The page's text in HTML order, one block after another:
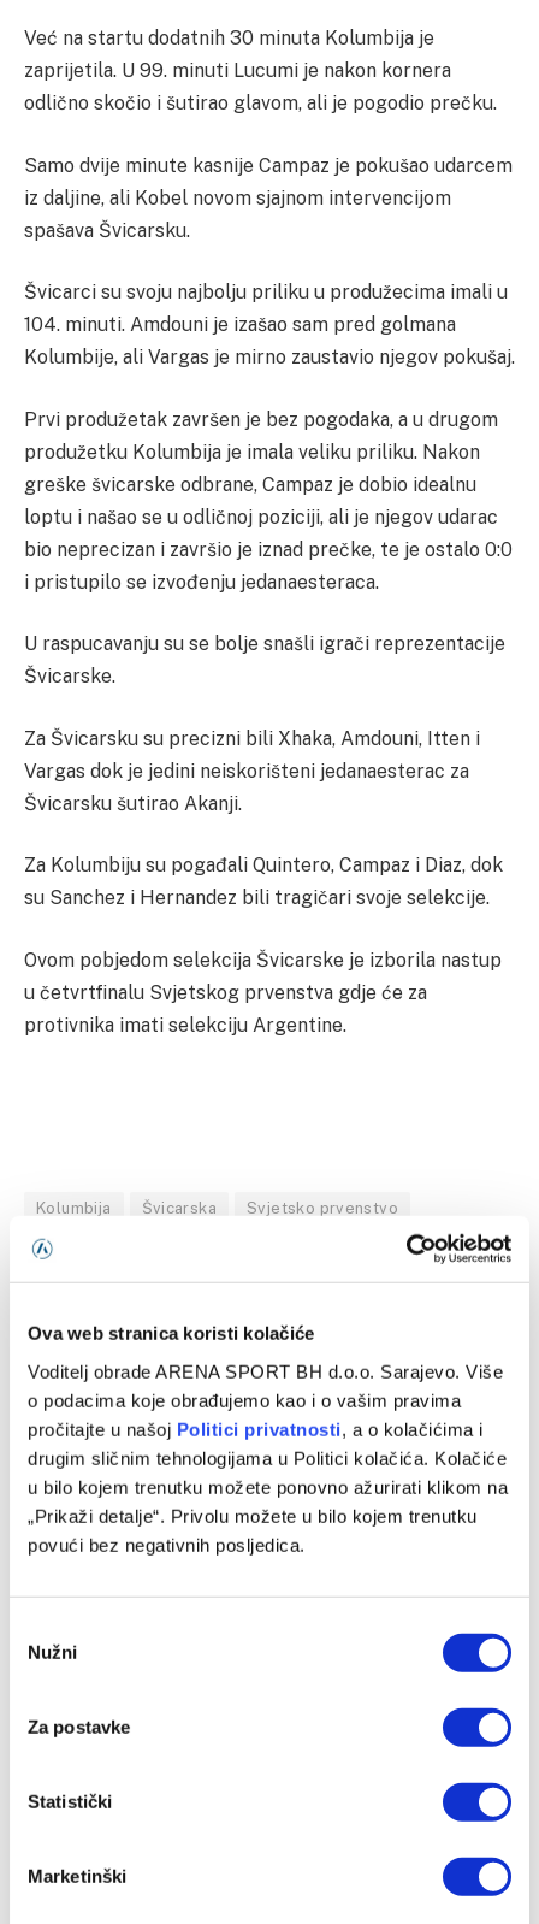
Ova web stranica koristi kolačiće
Voditelj obrade ARENA SPORT BH d.o.o. Sarajevo. Više
o podacima koje obrađujemo kao i o vašim pravima
pročitajte u našoj Politici privatnosti, a o kolačićima i
drugim sličnim tehnologijama u Politici kolačića. Kolačiće
u bilo kojem trenutku možete ponovno ažurirati klikom na
„Prikaži detalje“. Privolu možete u bilo kojem trenutku
povući bez negativnih posljedica.
Selection
Nužni
Za postavke
Statistički
Marketinški
Već na startu dodatnih 30 minuta Kolumbija je
zaprijetila. U 99. minuti Lucumi je nakon kornera
odlično skočio i šutirao glavom, ali je pogodio prečku.
Samo dvije minute kasnije Campaz je pokušao udarcem
iz daljine, ali Kobel novom sjajnom intervencijom
spašava Švicarsku.
Švicarci su svoju najbolju priliku u produžecima imali u
104. minuti. Amdouni je izašao sam pred golmana
Kolumbije, ali Vargas je mirno zaustavio njegov pokušaj.
Prvi produžetak završen je bez pogodaka, a u drugom
produžetku Kolumbija je imala veliku priliku. Nakon
greške švicarske odbrane, Campaz je dobio idealnu
loptu i našao se u odličnoj poziciji, ali je njegov udarac
bio neprecizan i završio je iznad prečke, te je ostalo 0:0
i pristupilo se izvođenju jedanaesteraca.
U raspucavanju su se bolje snašli igrači reprezentacije
Švicarske.
Za Švicarsku su precizni bili Xhaka, Amdouni, Itten i
Vargas dok je jedini neiskorišteni jedanaesterac za
Švicarsku šutirao Akanji.
Za Kolumbiju su pogađali Quintero, Campaz i Diaz, dok
su Sanchez i Hernandez bili tragičari svoje selekcije.
Ovom pobjedom selekcija Švicarske je izborila nastup
u četvrtfinalu Svjetskog prvenstva gdje će za
protivnika imati selekciju Argentine.
Kolumbija Švicarska Svjetsko prvenstvo
LinkedInTumblr
PRETHODNI ČLANAK
Borac i Levski remizirali u
prvom meču, revanš odlučuje
putnika dalje
SLJEDEĆI ČLANAK
Minnesota Twins – Los
Angeles Angels, MLB liga